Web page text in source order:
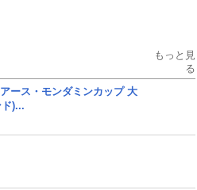
もっと見
る
アース・モンダミンカップ 大
)...